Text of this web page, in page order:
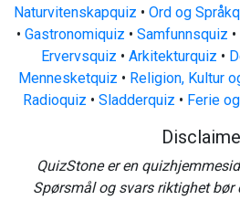
Naturvitenskapquiz • Ord og
• Gastronomiquiz • Samfunnsquiz •
Ervervsquiz • Arkitekturquiz •
Mennesketquiz • Religion, Kultur
Radioquiz • Sladderquiz • Ferie
QuizStone er en
Spørsmål og svars riktighet